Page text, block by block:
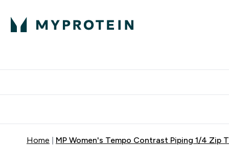
Home MP Women's Tempo Contrast Piping 1/4 Zip